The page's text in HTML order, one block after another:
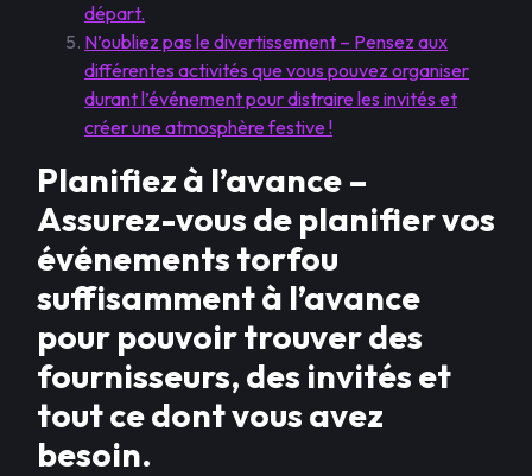
départ.
N’oubliez pas le divertissement – Pensez aux
différentes activités que vous pouvez organiser
durant l’événement pour distraire les invités et
créer une atmosphère festive !
Planifiez à l’avance –
Assurez-vous de planifier vos
événements torfou
suffisamment à l’avance
pour pouvoir trouver des
fournisseurs, des invités et
tout ce dont vous avez
besoin.